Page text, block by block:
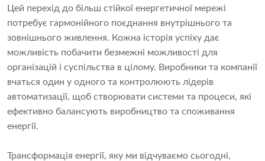
Цей перехід до більш стійкої енергетичної мережі
потребує гармонійного поєднання внутрішнього та
зовнішнього живлення. Кожна історія успіху дає
можливість побачити безмежні можливості для
організацій і суспільства в цілому. Виробники та компанії
вчаться один у одного та контролюють лідерів
автоматизації, щоб створювати системи та процеси, які
ефективно балансують виробництво та споживання
енергії.
Трансформація енергії, яку ми відчуваємо сьогодні,